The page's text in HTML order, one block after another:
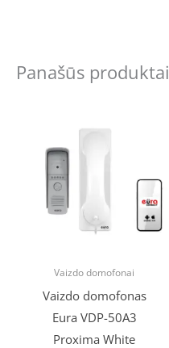
Panašūs produktai
Vaizdo domofonai
Vaizdo domofonas
Eura VDP-50A3
Proxima White